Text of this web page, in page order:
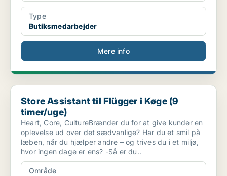
Type
Butiksmedarbejder
Mere info
Store Assistant til Flügger i Køge (9 timer/uge)
Store Assistant til Flügger i Køge (9
timer/uge)
Heart, Core, CultureBrænder du for at give kunder en
oplevelse ud over det sædvanlige? Har du et smil på
læben, når du hjælper andre – og trives du i et miljø,
hvor ingen dage er ens? -Så er du..
Område